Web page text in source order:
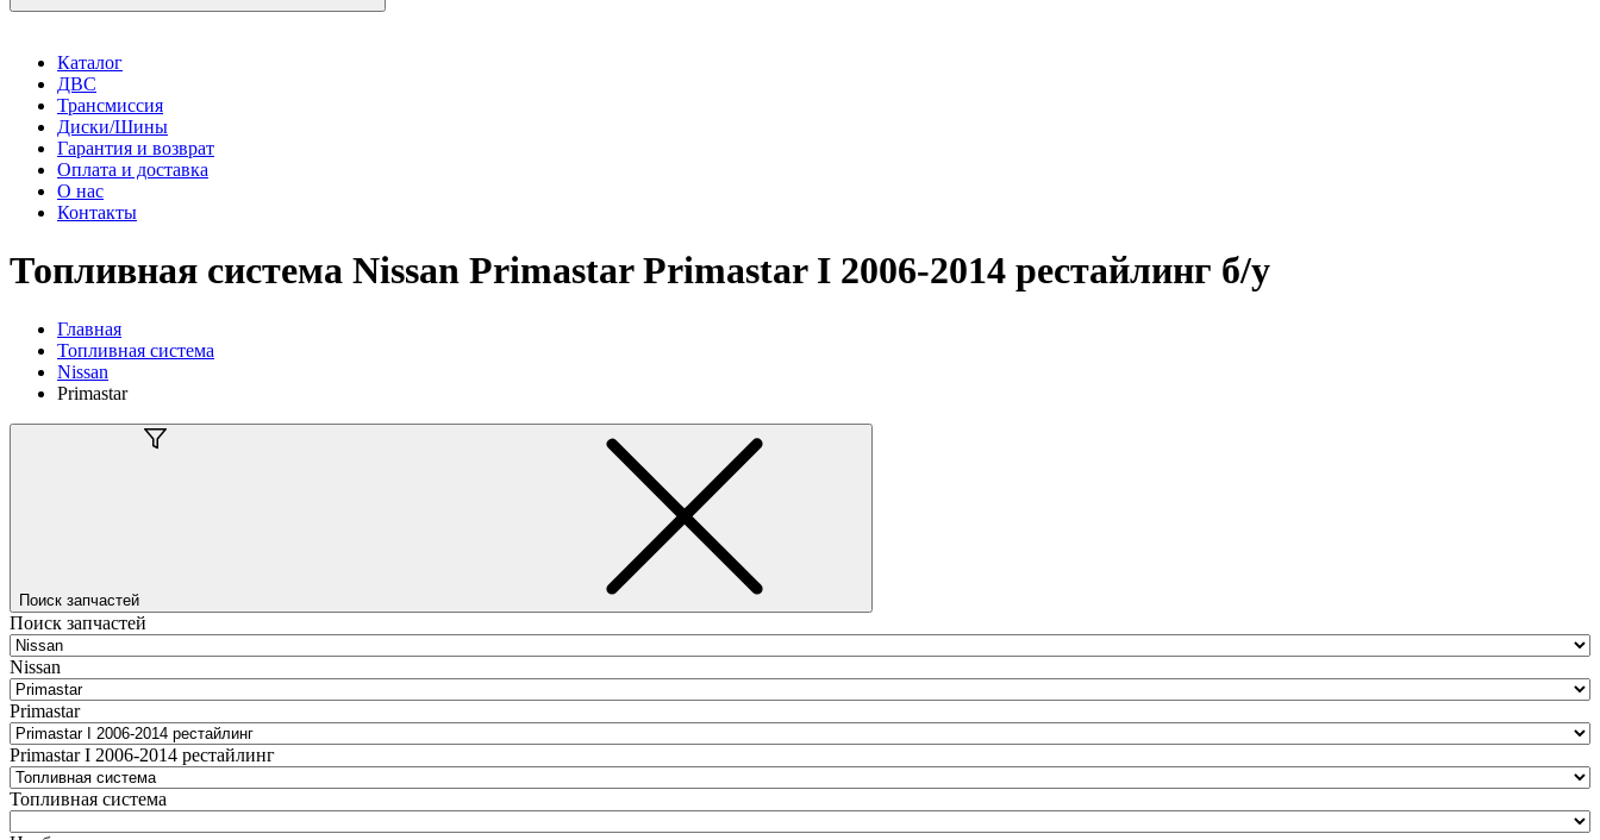
Каталог
ДВС
Трансмиссия
Диски/Шины
Гарантия и возврат
Оплата и доставка
О нас
Контакты
Топливная система Nissan Primastar Primastar I 2006-2014 рестайлинг б/у
Главная
Топливная система
Nissan
Primastar
Поиск запчастей
Поиск запчастей
Nissan
Primastar
Primastar I 2006-2014 рестайлинг
Топливная система